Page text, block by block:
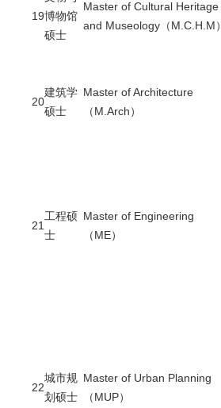
19博物馆
硕士
Master of Cultural Heritage
and Museology（M.C.H.M）
20
建筑学
硕士
Master of Architecture
（M.Arch）
21
工程硕
士
Master of Engineering
（ME）
22
城市规
划硕士
Master of Urban Planning
（MUP）